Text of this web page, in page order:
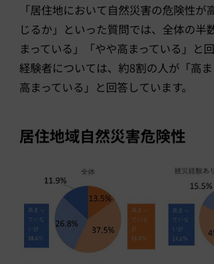
「居住地において自然災害の危険性が
じるか」といった質問では、全体の半
まっている」「やや高まっている」と
経験者については、約8割の人が「高
高まっている」と回答しています。
居住地域自然災害危険性